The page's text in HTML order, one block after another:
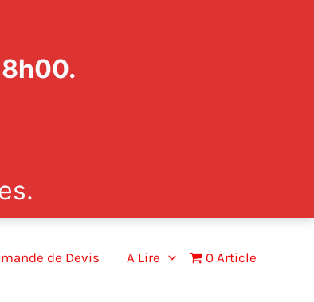
de Devis A Lire 0 Article